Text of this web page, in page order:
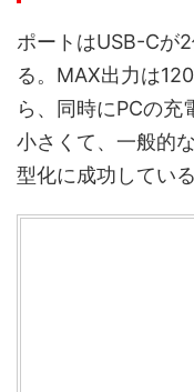
ポートはUSB-Cが
る。MAX出力は
ら、同時にPCの充
小さくて、一般的
型化に成功している